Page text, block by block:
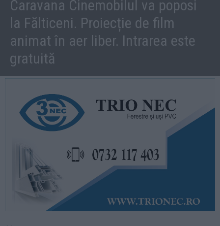
Caravana Cinemobilul va poposi
la Fălticeni. Proiecție de film
animat în aer liber. Intrarea este
gratuită